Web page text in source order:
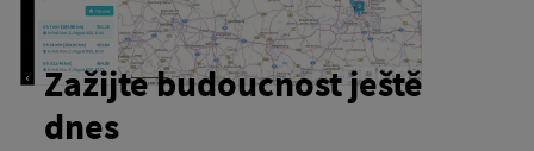
Zažijte budoucnost ještě
dnes